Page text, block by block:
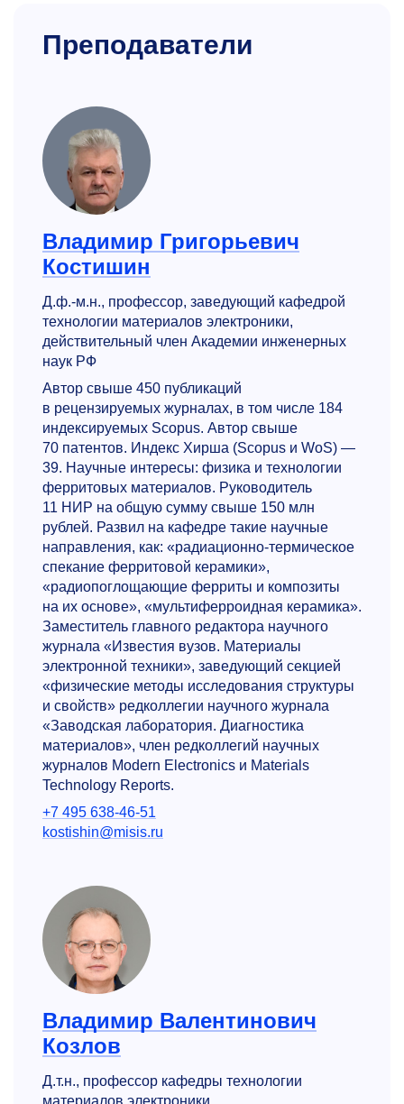
Преподаватели
Владимир Григорьевич
Костишин
Д.ф.-м.н., профессор, заведующий кафедрой
технологии материалов электроники,
действительный член Академии инженерных
наук РФ
Автор свыше 450 публикаций
в рецензируемых журналах, в том числе 184
индексируемых Scopus. Автор свыше
70 патентов. Индекс Хирша (Scopus и WoS) —
39. Научные интересы: физика и технологии
ферритовых материалов. Руководитель
11 НИР на общую сумму свыше 150 млн
рублей. Развил на кафедре такие научные
направления, как: «радиационно-термическое
спекание ферритовой керамики»,
«радиопоглощающие ферриты и композиты
на их основе», «мультиферроидная керамика».
Заместитель главного редактора научного
журнала «Известия вузов. Материалы
электронной техники», заведующий секцией
«физические методы исследования структуры
и свойств» редколлегии научного журнала
«Заводская лаборатория. Диагностика
материалов», член редколлегий научных
журналов Modern Electronics и Materials
Technology Reports.
+7 495 638-46-51
kostishin@misis.ru
Владимир Валентинович
Козлов
Д.т.н., профессор кафедры технологии